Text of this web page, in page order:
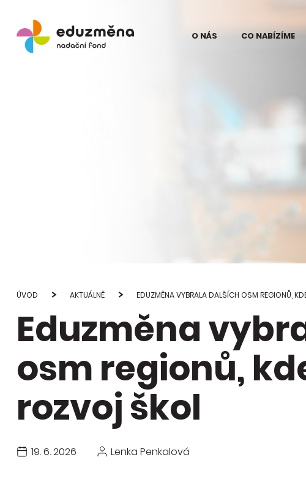
O NÁS CO NABÍZÍME
Eduzměny
Evaluace
projektu
Stručné
průvodci
Publikace
změny
ÚVOD AKTUÁLNĚ EDUZMĚNA VYBRALA DALŠÍCH OSM REGIONŮ,
Eduzměna
osm regionů,
rozvoj škol
19. 6. 2026 Lenka Penkalová